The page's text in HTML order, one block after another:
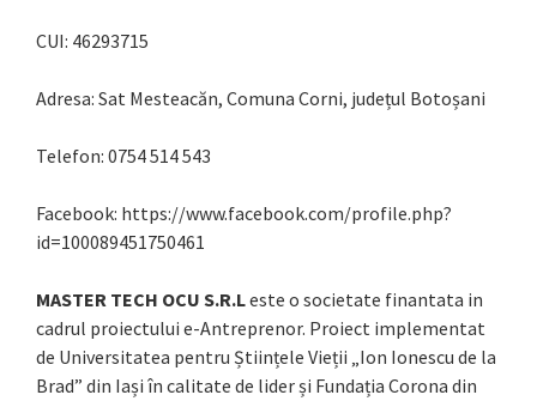
CUI: 46293715
Adresa: Sat Mesteacăn, Comuna Corni, județul Botoșani
Telefon: 0754 514 543
Facebook: https://www.facebook.com/profile.php?
id=100089451750461
MASTER TECH OCU S.R.Leste o societate finantata in
cadrul proiectului e-Antreprenor. Proiect implementat
de Universitatea pentru Științele Vieții „Ion Ionescu de la
Brad” din Iași în calitate de lider și Fundația Corona din